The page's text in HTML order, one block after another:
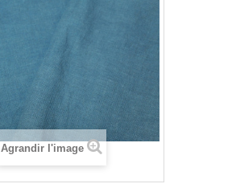
Agrandir l'image